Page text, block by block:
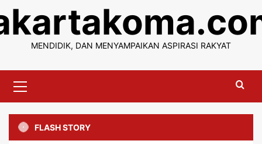
content
MENDIDIK, DAN MENYAMPAIKAN ASPIRASI RAKYAT
Menu
FLASH STORY